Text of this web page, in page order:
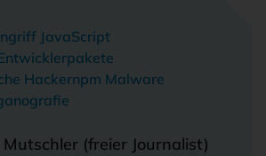
JavaScript
Hackernpm Malware
(freier Journalist)